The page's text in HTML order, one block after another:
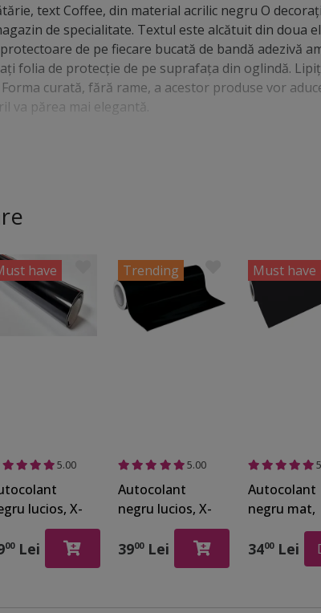
text Coffee, din material acrilic negru O
de specialitate. Textul este alcătuit din
de pe fiecare bucată de bandă adezivă
folia de protecţie de pe suprafaţa din oglindă.
curată, fără rame, a acestor produse vor
va părea mai elegantă.
have
5.00
lucios, X-
Black 3610,
de 63x500
00Lei
Trending
5.00
Autocolant
negru lucios, X-
Film Black 3610,
rolă de 60 cm x 3
3900Lei
Must have
Autocolant
negru mat,
Kointec
100 cm
3400Lei